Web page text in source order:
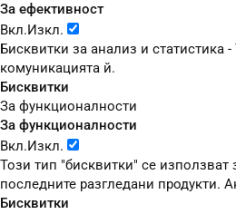
За ефективност
Вкл.Изкл.
Бисквитки за анализ и статистика
комуникацията й.
Бисквитки
За функционалности
За функционалности
Вкл.Изкл.
Този тип "бисквитки" се
последните разгледани продукти.
Бисквитки